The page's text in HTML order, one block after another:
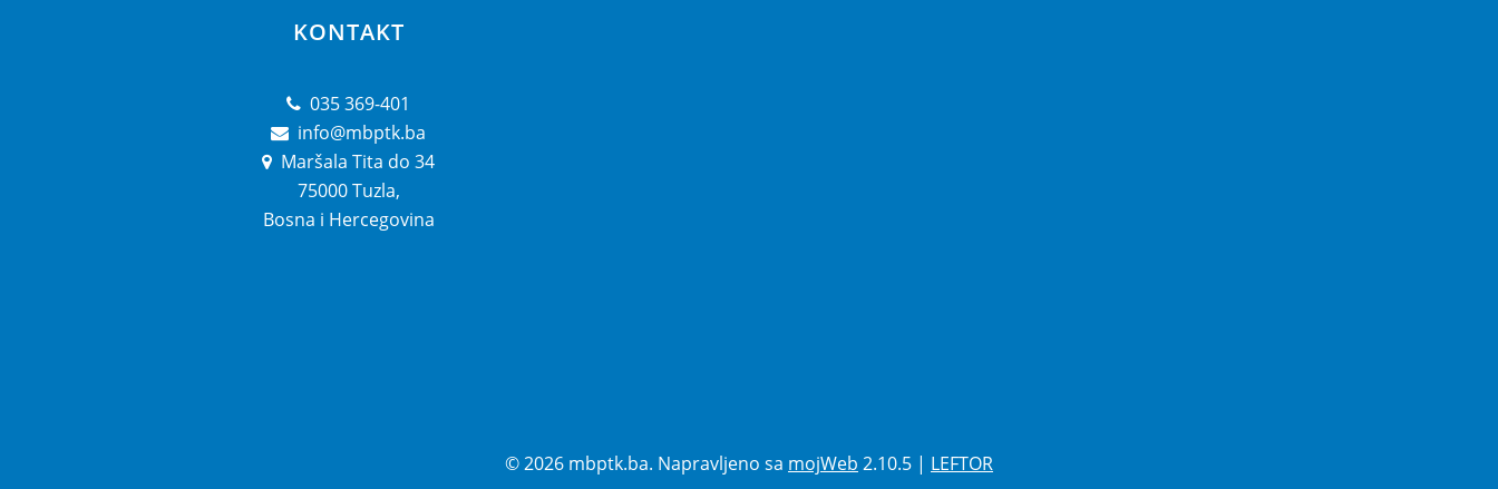
KONTAKT
035 369-401
info@mbptk.ba
Maršala Tita do 34
75000 Tuzla,
Bosna i Hercegovina
© 2026 mbptk.ba. Napravljeno sa mojWeb 2.10.5 | LEFTOR